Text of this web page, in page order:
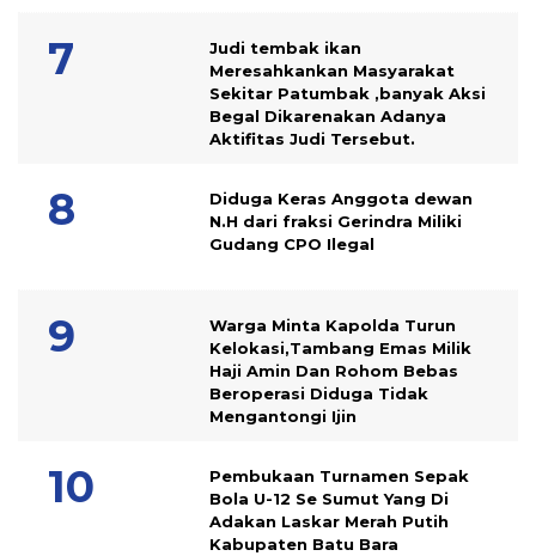
Judi tembak ikan
Meresahkankan Masyarakat
Sekitar Patumbak ,banyak Aksi
Begal Dikarenakan Adanya
Aktifitas Judi Tersebut.
Diduga Keras Anggota dewan
N.H dari fraksi Gerindra Miliki
Gudang CPO Ilegal
Warga Minta Kapolda Turun
Kelokasi,Tambang Emas Milik
Haji Amin Dan Rohom Bebas
Beroperasi Diduga Tidak
Mengantongi Ijin
Pembukaan Turnamen Sepak
Bola U-12 Se Sumut Yang Di
Adakan Laskar Merah Putih
Kabupaten Batu Bara